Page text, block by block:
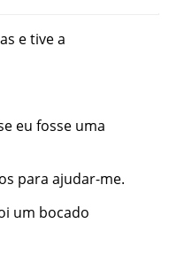
etivea
eu fosse uma
para ajudar-me.
um bocado